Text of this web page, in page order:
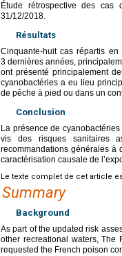
Étude rétrospective des cas
31/12/2018.
Résultats
Cinquante-huit cas répartis
3 dernières années,
ont présenté principalement
cyanobactéries a eu lieu
de pêche à pied ou dans un
Conclusion
La présence de
vis des risques sanitaires
recommandations générales
caractérisation causale de
Le texte complet de cet article
Summary
Background
As part of the updated risk
other recreational waters, The
requested the French poison